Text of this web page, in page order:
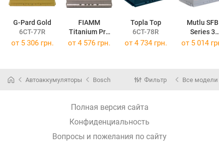
G-Pard Gold
6CT-77R
FIAMM
Titanium Pro
7905157
Topla Top
6CT-78R
Mutlu SFB
Series 3
European
от 5 306 грн. от 4 576 грн. от 4 734 грн. от 5 014
Автоаккумуляторы Bosch Фильтр Все модели
Полная версия сайта
Конфиденциальность
Вопросы и пожелания по сайту